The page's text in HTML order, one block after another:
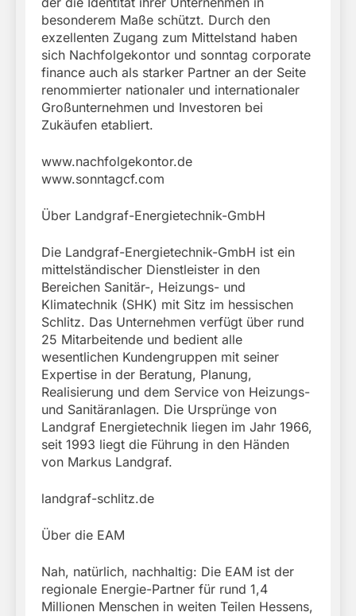
besonderem Maße schützt. Durch den
exzellenten Zugang zum Mittelstand haben
sich Nachfolgekontor und sonntag corporate
finance auch als starker Partner an der Seite
renommierter nationaler und internationaler
Großunternehmen und Investoren bei
Zukäufen etabliert.
www.nachfolgekontor.de
www.sonntagcf.com
Über Landgraf-Energietechnik-GmbH
Die Landgraf-Energietechnik-GmbH ist ein
mittelständischer Dienstleister in den
Bereichen Sanitär-, Heizungs- und
Klimatechnik (SHK) mit Sitz im hessischen
Schlitz. Das Unternehmen verfügt über rund
25 Mitarbeitende und bedient alle
wesentlichen Kundengruppen mit seiner
Expertise in der Beratung, Planung,
Realisierung und dem Service von Heizungs-
und Sanitäranlagen. Die Ursprünge von
Landgraf Energietechnik liegen im Jahr 1966,
seit 1993 liegt die Führung in den Händen
von Markus Landgraf.
landgraf-schlitz.de
Über die EAM
Nah, natürlich, nachhaltig: Die EAM ist der
regionale Energie-Partner für rund 1,4
Millionen Menschen in weiten Teilen Hessens,